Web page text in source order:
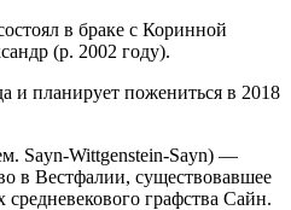
в браке с Коринной
(р. 2002 году).
и планирует пожениться в 2018
Sayn-Wittgenstein-Sayn) —
в Вестфалии, существовавшее
графства Сайн.